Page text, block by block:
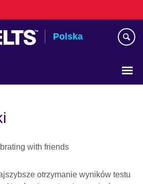
Polska
otrzymanie wyników testu